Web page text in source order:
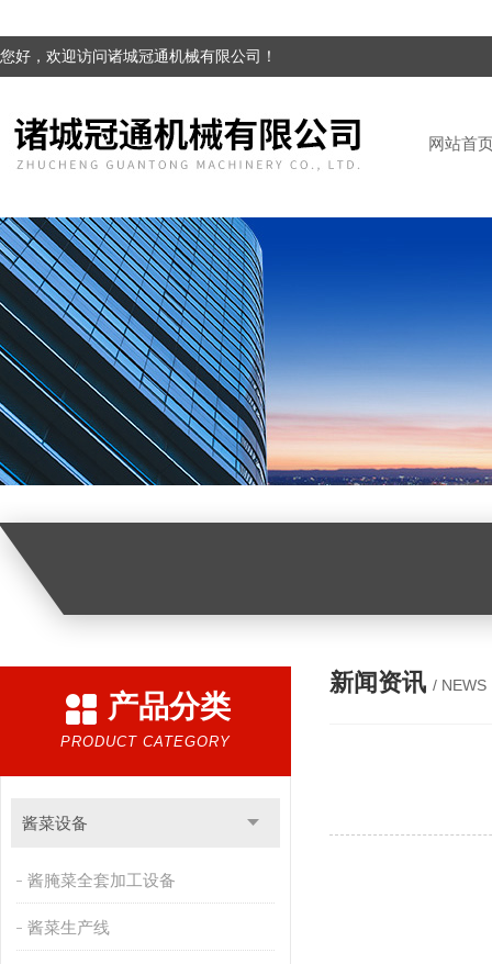
您好，欢迎访问诸城冠通机械有限公司！
网站首
产品分类
PRODUCT CATEGORY
酱菜设备
酱腌菜全套加工设备
酱菜生产线
新闻资讯 / NEWS